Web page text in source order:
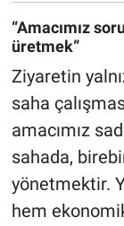
“Amacımız
üretmek”
Ziyaretin
saha
amacımız
sahada,
yönetmektir.
hem